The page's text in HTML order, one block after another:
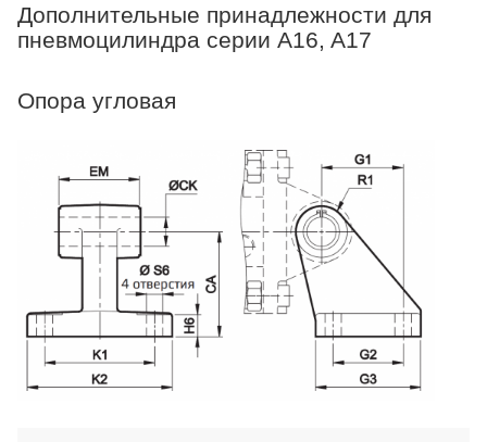
Дополнительные принадлежности для
пневмоцилиндра серии A16, A17
Опора угловая